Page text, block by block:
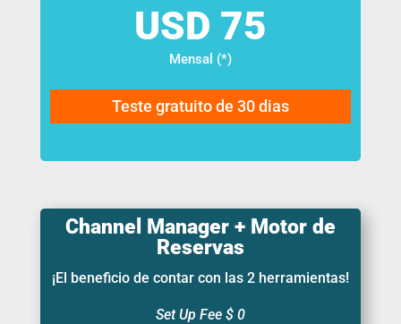
Mensal (*)
Teste gratuito de 30 dias
Channel Manager + Motor de
Reservas
¡El beneficio de contar con las 2 herramientas!
Set Up Fee $ 0